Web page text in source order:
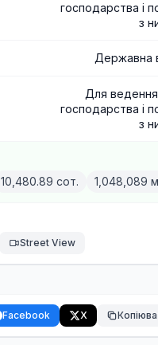
господарства і
з
Державна
Для ведення
господарства і
з
10,480.89 сот. 1,048,089
Street View
Facebook X